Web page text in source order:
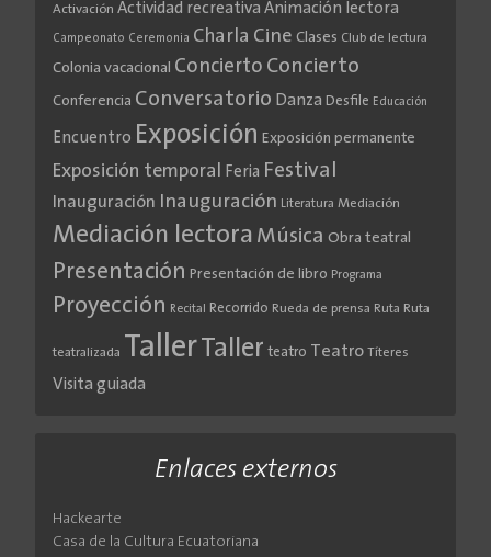
Activación Actividad recreativa Animación lectora
Campeonato Ceremonia Charla Cine Clases Club de lectura
Colonia vacacional Concierto Concierto
Conferencia Conversatorio Danza Desfile Educación
Encuentro Exposición Exposición permanente
Exposición temporal Feria Festival
Inauguración Inauguración Literatura Mediación
Mediación lectora Música Obra teatral
Presentación Presentación de libro Programa
Proyección Recital Recorrido Rueda de prensa Ruta Ruta
teatralizada Taller Taller teatro Teatro Títeres
Visita guiada
Enlaces externos
Hackearte
Casa de la Cultura Ecuatoriana